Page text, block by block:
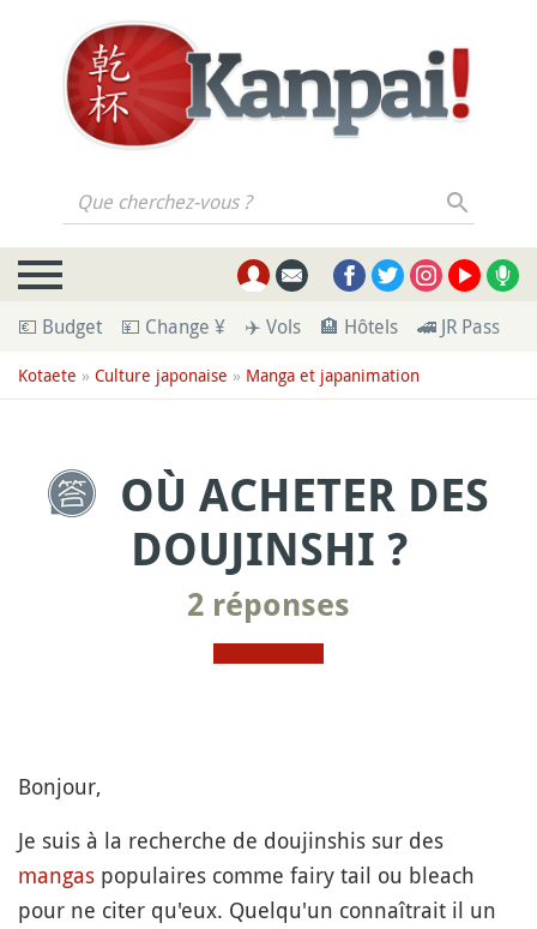
Que cherchez-vous ?
💶 Budget 💴 Change ¥ ✈️ Vols 🏨 Hôtels 🚄 JR Pass
Kotaete » Culture japonaise » Manga et japanimation
OÙ ACHETER DES
DOUJINSHI ?
2 réponses
Bonjour,
Je suis à la recherche de doujinshis sur des
mangas populaires comme fairy tail ou bleach
pour ne citer qu'eux. Quelqu'un connaîtrait il un